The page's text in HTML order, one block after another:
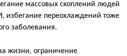
массовых скоплений людей
избегание переохлаждений тоже
заболевания.
жизни, ограничение